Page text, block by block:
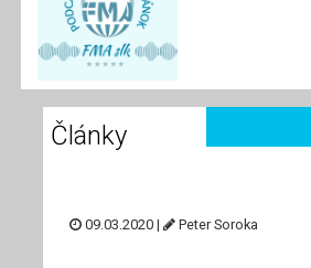
Články
09.03.2020 | Peter Soroka